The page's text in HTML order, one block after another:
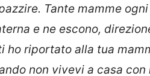
Tante mamme
e ne escono,
ho riportato alla tua
non vivevi a casa